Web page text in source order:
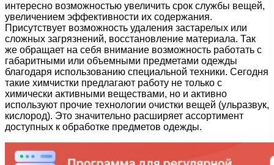
интересно возможностью увеличить срок службы вещей,
увеличением эффективности их содержания.
Присутствует возможность удаления застарелых или
сложных загрязнений, восстановление материала. Так
же обращает на себя внимание возможность работать с
габаритными или объемными предметами одежды
благодаря использованию специальной техники. Сегодня
такие химчистки предлагают работу не только с
химически активными веществами, но и активно
используют прочие технологии очистки вещей (ульразвук,
кислород). Это значительно расширяет ассортимент
доступных к обработке предметов одежды.